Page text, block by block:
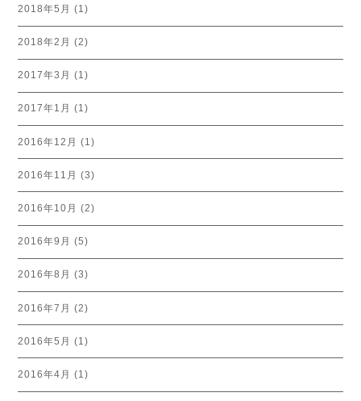
2018年5月 (1)
2018年2月 (2)
2017年3月 (1)
2017年1月 (1)
2016年12月 (1)
2016年11月 (3)
2016年10月 (2)
2016年9月 (5)
2016年8月 (3)
2016年7月 (2)
2016年5月 (1)
2016年4月 (1)